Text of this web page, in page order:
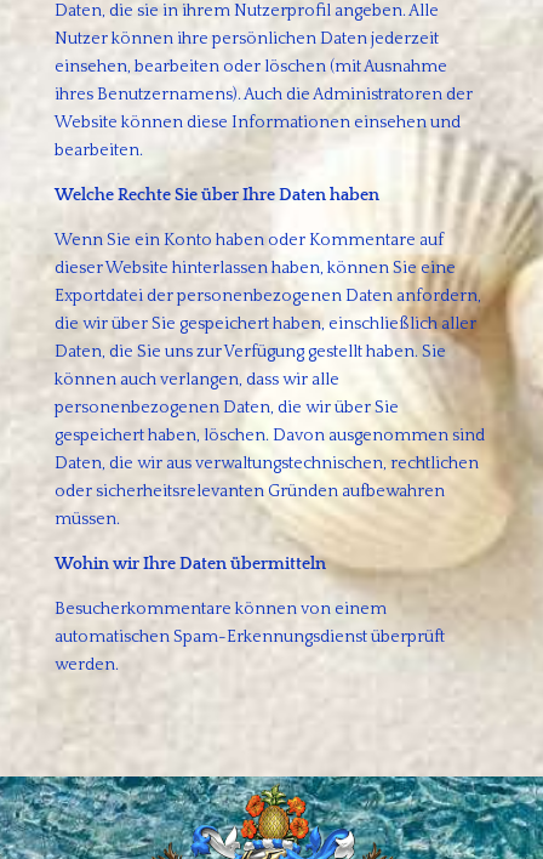
Daten, die sie in ihrem Nutzerprofil angeben. Alle
Nutzer können ihre persönlichen Daten jederzeit
einsehen, bearbeiten oder löschen (mit Ausnahme
ihres Benutzernamens). Auch die Administratoren der
Website können diese Informationen einsehen und
bearbeiten.
Welche Rechte Sie über Ihre Daten haben
Wenn Sie ein Konto haben oder Kommentare auf
dieser Website hinterlassen haben, können Sie eine
Exportdatei der personenbezogenen Daten anfordern,
die wir über Sie gespeichert haben, einschließlich aller
Daten, die Sie uns zur Verfügung gestellt haben. Sie
können auch verlangen, dass wir alle
personenbezogenen Daten, die wir über Sie
gespeichert haben, löschen. Davon ausgenommen sind
Daten, die wir aus verwaltungstechnischen, rechtlichen
oder sicherheitsrelevanten Gründen aufbewahren
müssen.
Wohin wir Ihre Daten übermitteln
Besucherkommentare können von einem
automatischen Spam-Erkennungsdienst überprüft
werden.